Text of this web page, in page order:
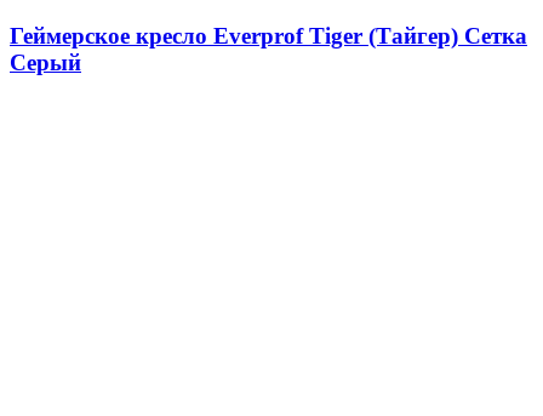
Геймерское кресло Everprof Tiger (Тайгер) Сетка
Серый